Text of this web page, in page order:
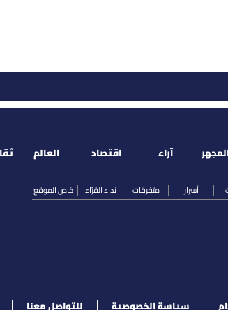
أسرار متفرقات نداء القرّاء خاص الموقع
آراء اقتصاد العالم
سياسة الخصوصية للتواصل معنا